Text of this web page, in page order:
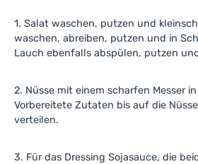
1. Salat waschen, putzen und
waschen, abreiben, putzen und in
Lauch ebenfalls abspülen, putzen
2. Nüsse mit einem scharfen Messer
Vorbereitete Zutaten bis auf die
verteilen.
3. Für das Dressing Sojasauce, die